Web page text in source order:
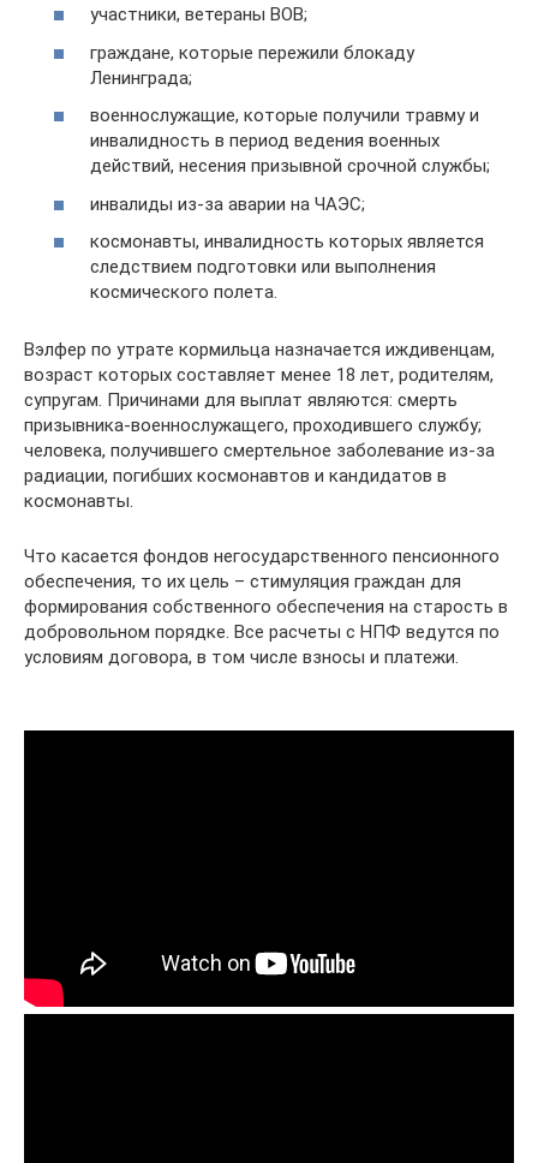
участники, ветераны ВОВ;
граждане, которые пережили блокаду
Ленинграда;
военнослужащие, которые получили травму и
инвалидность в период ведения военных
действий, несения призывной срочной службы;
инвалиды из-за аварии на ЧАЭС;
космонавты, инвалидность которых является
следствием подготовки или выполнения
космического полета.
Вэлфер по утрате кормильца назначается иждивенцам,
возраст которых составляет менее 18 лет, родителям,
супругам. Причинами для выплат являются: смерть
призывника-военнослужащего, проходившего службу;
человека, получившего смертельное заболевание из-за
радиации, погибших космонавтов и кандидатов в
космонавты.
Что касается фондов негосударственного пенсионного
обеспечения, то их цель – стимуляция граждан для
формирования собственного обеспечения на старость в
добровольном порядке. Все расчеты с НПФ ведутся по
условиям договора, в том числе взносы и платежи.